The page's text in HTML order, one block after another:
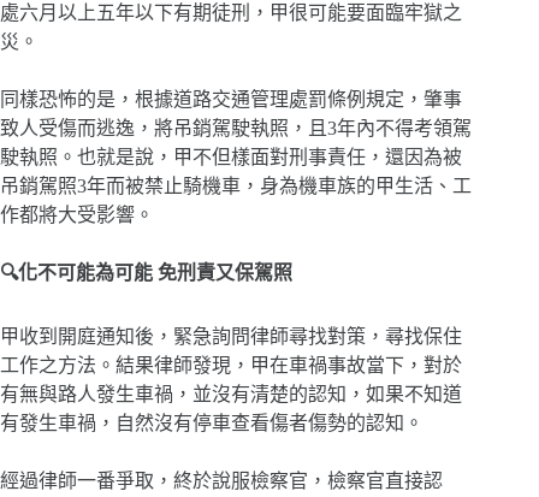
處六月以上五年以下有期徒刑，甲很可能要面臨牢獄之
災。
同樣恐怖的是，根據道路交通管理處罰條例規定，肇事
致人受傷而逃逸，將吊銷駕駛執照，且3年內不得考領駕
駛執照。也就是說，甲不但樣面對刑事責任，還因為被
吊銷駕照3年而被禁止騎機車，身為機車族的甲生活、工
作都將大受影響。
🔍化不可能為可能 免刑責又保駕照
甲收到開庭通知後，緊急詢問律師尋找對策，尋找保住
工作之方法。結果律師發現，甲在車禍事故當下，對於
有無與路人發生車禍，並沒有清楚的認知，如果不知道
有發生車禍，自然沒有停車查看傷者傷勢的認知。
經過律師一番爭取，終於說服檢察官，檢察官直接認